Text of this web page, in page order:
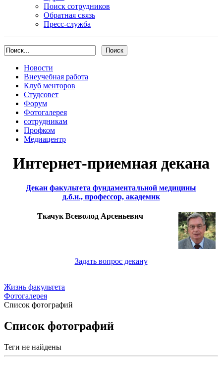
Поиск сотрудников
Обратная связь
Пресс-служба
Новости
Внеучебная работа
Клуб менторов
Студсовет
Форум
Фотогалерея
сотрудникам
Профком
Медиацентр
Интернет-приемная декана
Декан факультета фундаментальной медицины
д.б.н., профессор, академик
Ткачук Всеволод Арсеньевич
Задать вопрос декану
Жизнь факультета
Фотогалерея
Список фотографий
Список фотографий
Теги не найдены